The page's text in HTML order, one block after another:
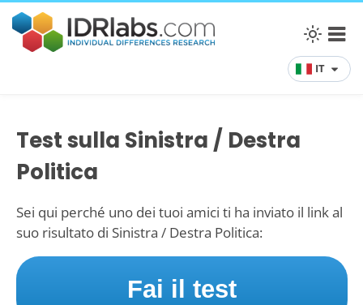
IT
Test sulla Sinistra / Destra
Politica
Sei qui perché uno dei tuoi amici ti ha inviato il link al
suo risultato di Sinistra / Destra Politica:
Fai il test